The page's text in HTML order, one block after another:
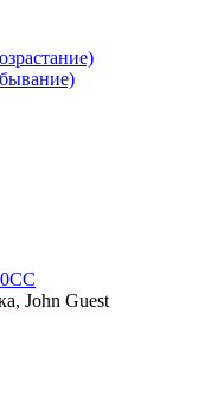
John Guest